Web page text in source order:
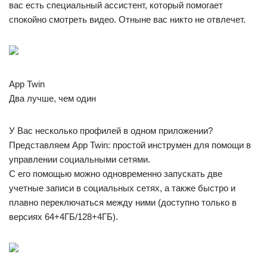
вас есть специальный ассистент, который помогает
спокойно смотреть видео. Отныне вас никто не отвлечет.
App Twin
Два лучше, чем один
У Вас несколько профилей в одном приложении?
Представляем App Twin: простой инструмен для помощи в
управлении социальными сетями.
С его помощью можно одновременно запускать две
учетные записи в социальных сетях, а также быстро и
плавно переключаться между ними (доступно только в
версиях 64+4ГБ/128+4ГБ).